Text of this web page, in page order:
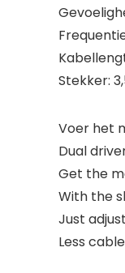
Stekker:
Voer het
Dual
Get the
With the
Just
Less